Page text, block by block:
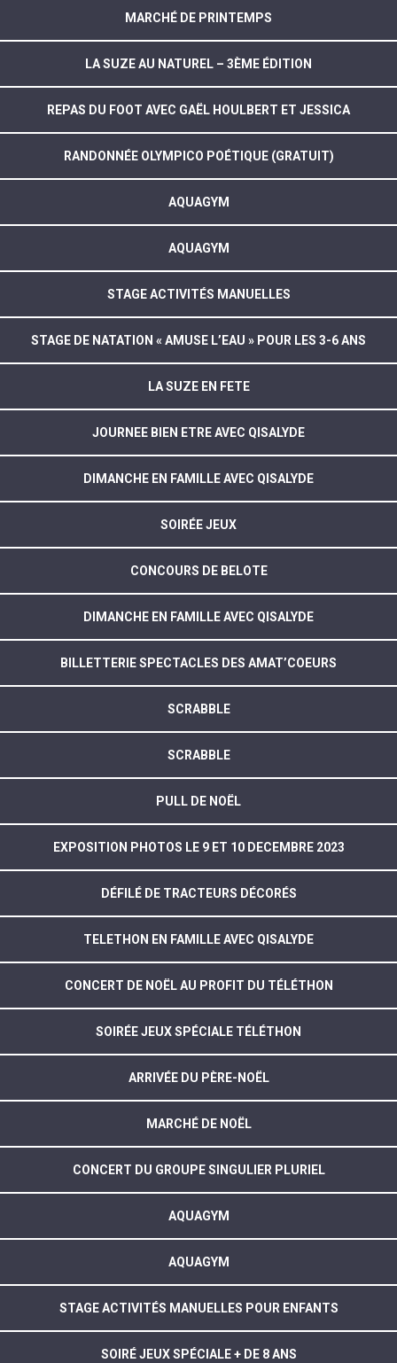
MARCHÉ DE PRINTEMPS
LA SUZE AU NATUREL – 3ÈME ÉDITION
REPAS DU FOOT AVEC GAËL HOULBERT ET JESSICA
RANDONNÉE OLYMPICO POÉTIQUE (GRATUIT)
AQUAGYM
AQUAGYM
STAGE ACTIVITÉS MANUELLES
STAGE DE NATATION « AMUSE L’EAU » POUR LES 3-6 ANS
LA SUZE EN FETE
JOURNEE BIEN ETRE AVEC QISALYDE
DIMANCHE EN FAMILLE AVEC QISALYDE
SOIRÉE JEUX
CONCOURS DE BELOTE
DIMANCHE EN FAMILLE AVEC QISALYDE
BILLETTERIE SPECTACLES DES AMAT’COEURS
SCRABBLE
SCRABBLE
PULL DE NOËL
EXPOSITION PHOTOS LE 9 ET 10 DECEMBRE 2023
DÉFILÉ DE TRACTEURS DÉCORÉS
TELETHON EN FAMILLE AVEC QISALYDE
CONCERT DE NOËL AU PROFIT DU TÉLÉTHON
SOIRÉE JEUX SPÉCIALE TÉLÉTHON
ARRIVÉE DU PÈRE-NOËL
MARCHÉ DE NOËL
CONCERT DU GROUPE SINGULIER PLURIEL
AQUAGYM
AQUAGYM
STAGE ACTIVITÉS MANUELLES POUR ENFANTS
SOIRÉ JEUX SPÉCIALE + DE 8 ANS